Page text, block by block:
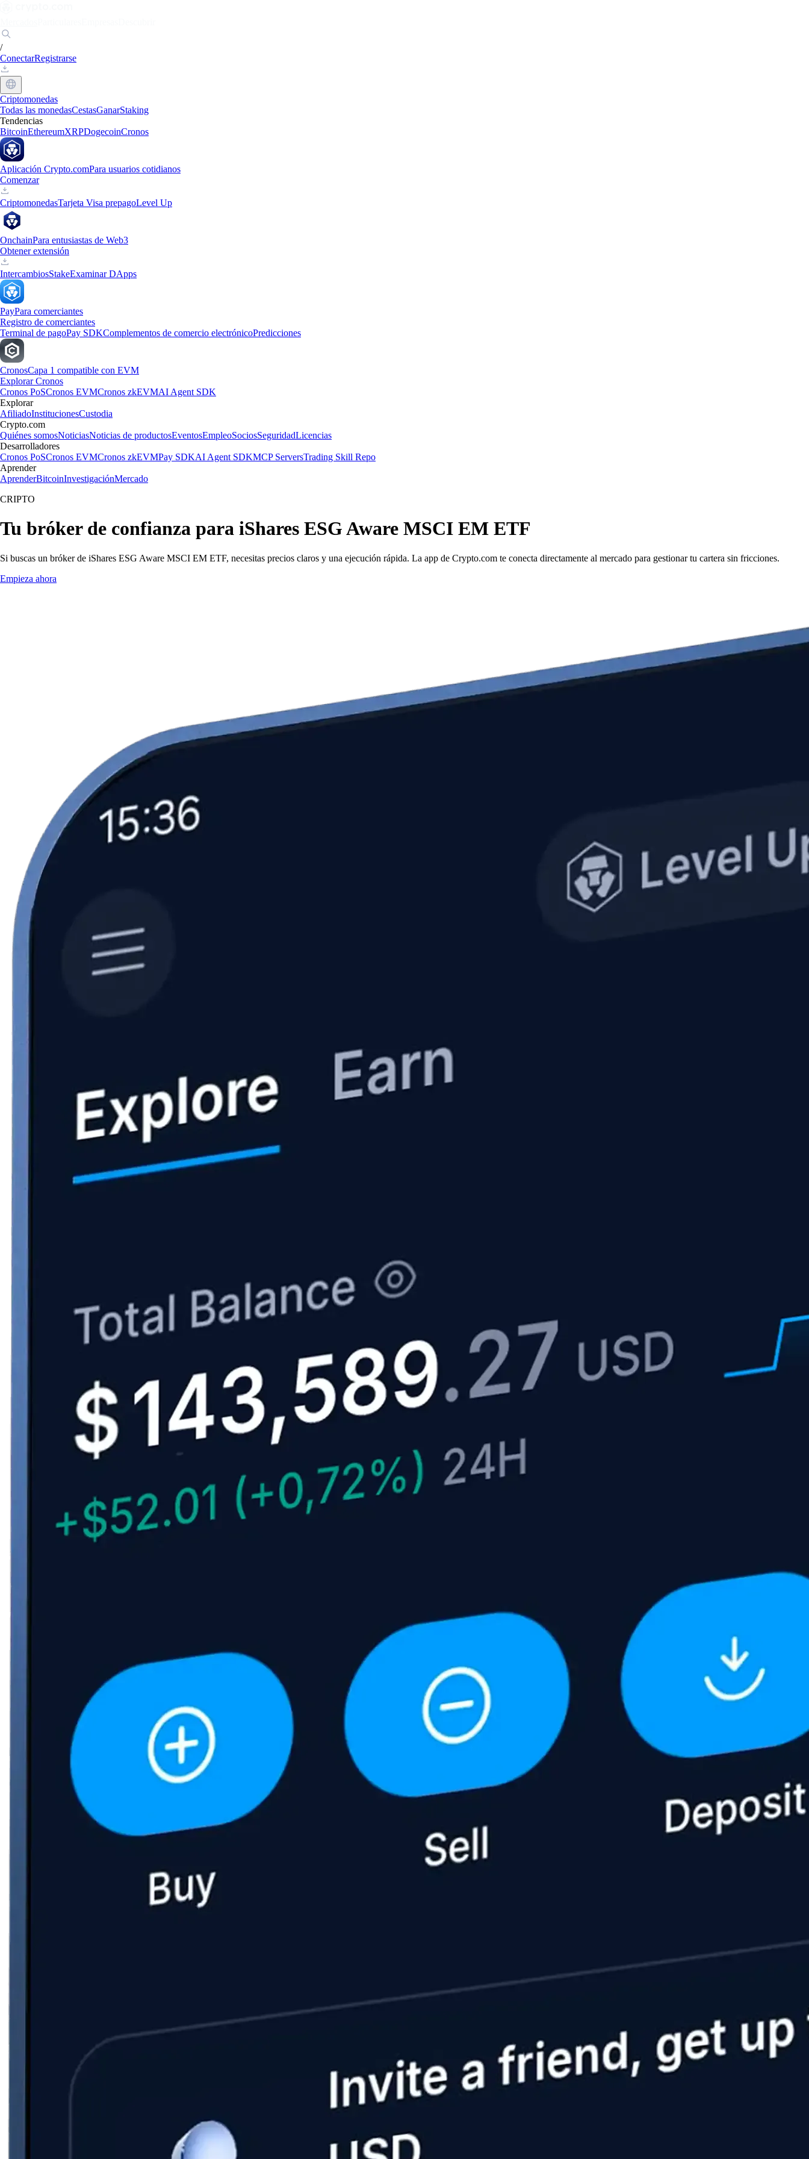
/
ConectarRegistrarse
Criptomonedas
Todas las monedasCestasGanarStaking
Tendencias
BitcoinEthereumXRPDogecoinCronos
Aplicación Crypto.comPara usuarios cotidianos
Comenzar
CriptomonedasTarjeta Visa prepagoLevel Up
OnchainPara entusiastas de Web3
Obtener extensión
IntercambiosStakeExaminar DApps
PayPara comerciantes
Registro de comerciantes
Terminal de pagoPay SDKComplementos de comercio electrónicoPredicciones
CronosCapa 1 compatible con EVM
Explorar Cronos
Cronos PoSCronos EVMCronos zkEVMAI Agent SDK
Explorar
AfiliadoInstitucionesCustodia
Crypto.com
Quiénes somosNoticiasNoticias de productosEventosEmpleoSociosSeguridadLicencias
Desarrolladores
Cronos PoSCronos EVMCronos zkEVMPay SDKAI Agent SDKMCP ServersTrading Skill Repo
Aprender
AprenderBitcoinInvestigaciónMercado
CRIPTO
Tu bróker de confianza para iShares ESG Aware MSCI EM ETF
Si buscas un bróker de iShares ESG Aware MSCI EM ETF, necesitas precios claros y una ejecución rápida. La app de Crypto.com te conecta directamente al mercado para gestionar tu cartera sin fricciones.
Empieza ahora